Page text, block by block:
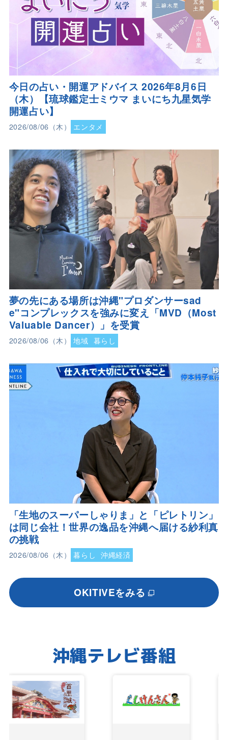
今日の占い・開運アドバイス 2026年8月6日
（木）【琉球鑑定士ミウマ まいにち九星気学
開運占い】
2026/08/06（木） エンタメ
夢の先にある場所は沖縄"プロダンサーsad
e"コンプレックスを強みに変え「MVD（Most
Valuable Dancer）」を受賞
2026/08/06（木） 地域 暮らし
「生地のスーパーしゃりま」と「ピレトリン」
は同じ会社！世界の逸品を沖縄へ届ける紗利真
の挑戦
2026/08/06（木） 暮らし 沖縄経済
OKITIVEをみる
沖縄テレビ番組